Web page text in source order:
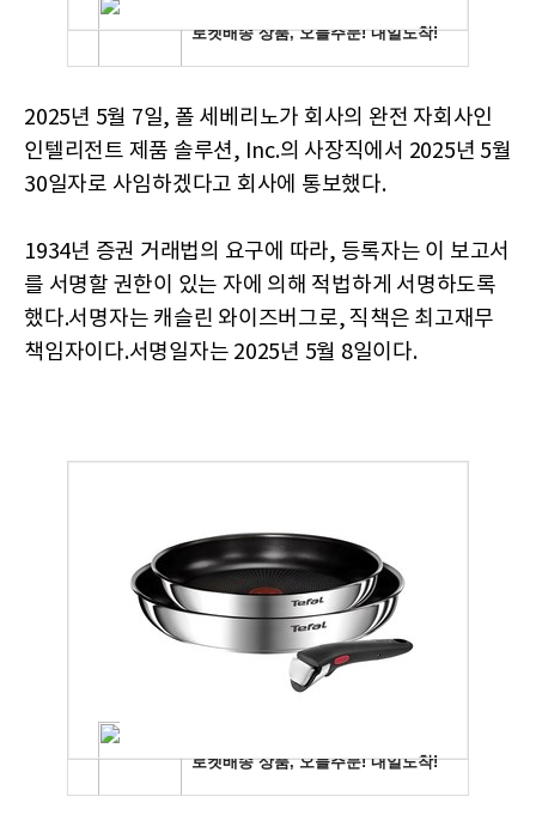
2025년 5월 7일, 폴 세베리노가 회사의 완전 자회사인
인텔리전트 제품 솔루션, Inc.의 사장직에서 2025년 5월
30일자로 사임하겠다고 회사에 통보했다.
1934년 증권 거래법의 요구에 따라, 등록자는 이 보고서
를 서명할 권한이 있는 자에 의해 적법하게 서명하도록
했다.서명자는 캐슬린 와이즈버그로, 직책은 최고재무
책임자이다.서명일자는 2025년 5월 8일이다.